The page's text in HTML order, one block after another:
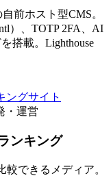
前ホスト型CMS。
）、TOTP 2FA、AI
搭載。Lighthouse
・運営
ンキング
できるメディア。